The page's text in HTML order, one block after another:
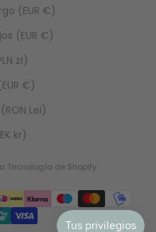
(EUR €)
(EUR €)
zł)
€)
Lei)
kr)
Tecnología de Shopify